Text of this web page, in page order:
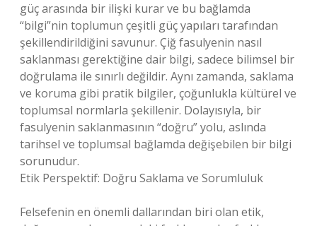
güç arasında bir ilişki kurar ve bu bağlamda
“bilgi”nin toplumun çeşitli güç yapıları tarafından
şekillendirildiğini savunur. Çiğ fasulyenin nasıl
saklanması gerektiğine dair bilgi, sadece bilimsel bir
doğrulama ile sınırlı değildir. Aynı zamanda, saklama
ve koruma gibi pratik bilgiler, çoğunlukla kültürel ve
toplumsal normlarla şekillenir. Dolayısıyla, bir
fasulyenin saklanmasının “doğru” yolu, aslında
tarihsel ve toplumsal bağlamda değişebilen bir bilgi
sorunudur.
Etik Perspektif: Doğru Saklama ve Sorumluluk
Felsefenin en önemli dallarından biri olan etik,